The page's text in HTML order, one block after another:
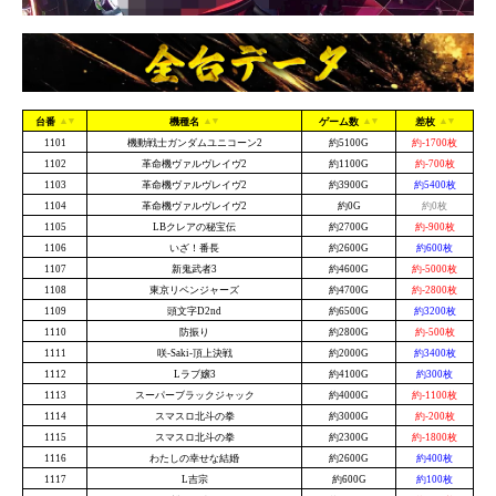
台番 機種名 ゲーム数
差枚
1101
機動戦士ガンダムユニコーン2 約5100G
約-1700枚
1102
革命機ヴァルヴレイヴ2 約1100G
約-700枚
1103
革命機ヴァルヴレイヴ2 約3900G
約5400枚
1104
革命機ヴァルヴレイヴ2 約0G
約0枚
1105
LBクレアの秘宝伝 約2700G
約-900枚
1106
いざ！番長 約2600G
約600枚
1107
新鬼武者3 約4600G
約-5000枚
1108
東京リベンジャーズ 約4700G
約-2800枚
1109
頭文字D2nd 約6500G
約3200枚
1110
防振り 約2800G
約-500枚
1111
咲-Saki-頂上決戦 約2000G
約3400枚
1112
Lラブ嬢3 約4100G
約300枚
1113
スーパーブラックジャック 約4000G
約-1100枚
1114
スマスロ北斗の拳 約3000G
約-200枚
1115
スマスロ北斗の拳 約2300G
約-1800枚
1116
わたしの幸せな結婚 約2600G
約400枚
1117
L吉宗 約600G
約100枚